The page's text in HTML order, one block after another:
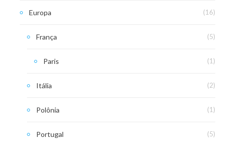
Europa (16)
França (5)
Paris (1)
Itália (2)
Polônia (1)
Portugal (5)